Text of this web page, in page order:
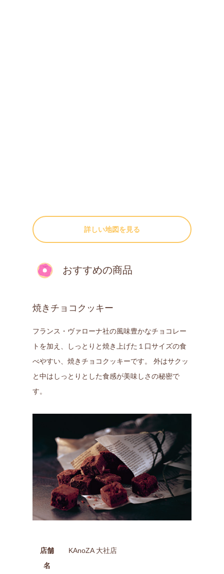
詳しい地図を見る
おすすめの商品
焼きチョコクッキー
フランス・ヴァローナ社の風味豊かなチョコレー
トを加え、しっとりと焼き上げた１口サイズの食
べやすい、焼きチョコクッキーです。 外はサクッ
と中はしっとりとした食感が美味しさの秘密で
す。
店舗
名
KAnoZA 大社店